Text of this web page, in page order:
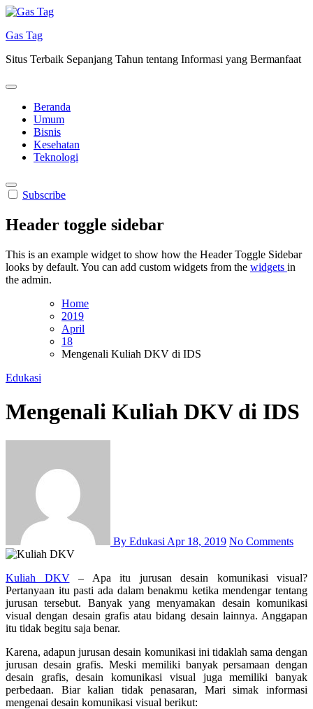
Skip
content
Gas Tag
Situs Terbaik Sepanjang Tahun tentang Informasi yang Bermanfaat
Beranda
Umum
Bisnis
Kesehatan
Teknologi
Subscribe
Header toggle sidebar
This is an example widget to show how the Header Toggle Sidebar
looks by default. You can add custom widgets from the widgets in
the admin.
Home
2019
April
18
Mengenali Kuliah DKV di IDS
Edukasi
Mengenali Kuliah DKV di IDS
By Edukasi Apr 18, 2019 No Comments
Kuliah DKV– Apa itu jurusan desain komunikasi visual?
Pertanyaan itu pasti ada dalam benakmu ketika mendengar tentang
jurusan tersebut. Banyak yang menyamakan desain komunikasi
visual dengan desain grafis atau bidang desain lainnya. Anggapan
itu tidak begitu saja benar.
Karena, adapun jurusan desain komunikasi ini tidaklah sama dengan
jurusan desain grafis. Meski memiliki banyak persamaan dengan
desain grafis, desain komunikasi visual juga memiliki banyak
perbedaan. Biar kalian tidak penasaran, Mari simak informasi
mengenai desain komunikasi visual berikut: